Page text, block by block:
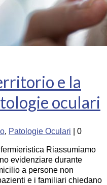
e la
oculari
, Patologie Oculari 0
Riassumiamo
evidenziare durante
a persone non
e i familiari chiedano